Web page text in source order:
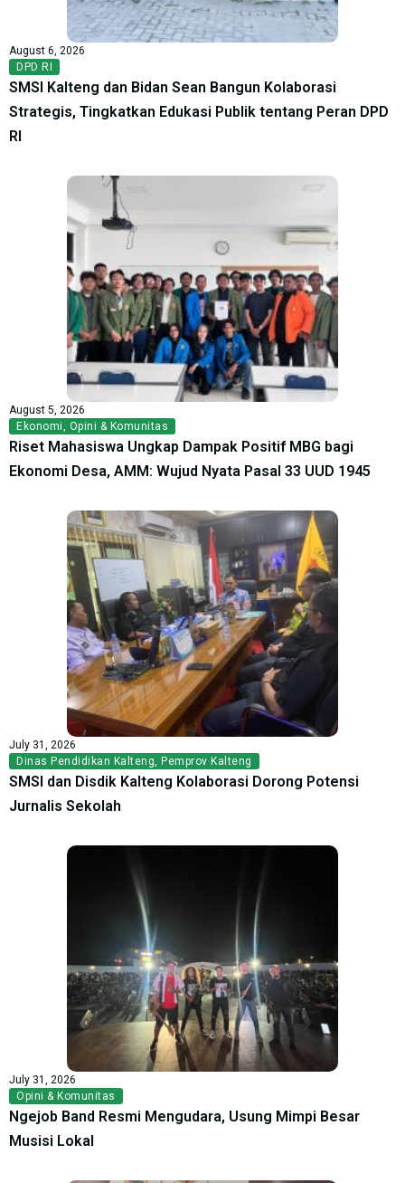
August 6, 2026
DPD RI
SMSI Kalteng dan Bidan Sean Bangun Kolaborasi
Strategis, Tingkatkan Edukasi Publik tentang Peran DPD
RI
August 5, 2026
Ekonomi, Opini & Komunitas
Riset Mahasiswa Ungkap Dampak Positif MBG bagi
Ekonomi Desa, AMM: Wujud Nyata Pasal 33 UUD 1945
July 31, 2026
Dinas Pendidikan Kalteng, Pemprov Kalteng
SMSI dan Disdik Kalteng Kolaborasi Dorong Potensi
Jurnalis Sekolah
July 31, 2026
Opini & Komunitas
Ngejob Band Resmi Mengudara, Usung Mimpi Besar
Musisi Lokal